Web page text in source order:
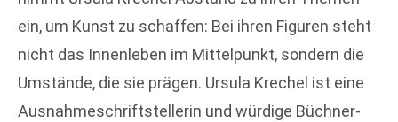
ein, um Kunst zu schaffen: Bei ihren Figuren steht
nicht das Innenleben im Mittelpunkt, sondern die
Umstände, die sie prägen. Ursula Krechel ist eine
Ausnahmeschriftstellerin und würdige Büchner-